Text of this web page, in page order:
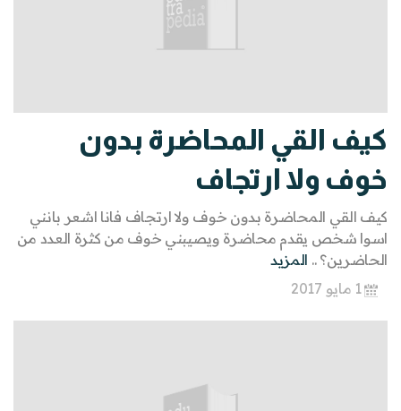
كيف القي المحاضرة بدون
خوف ولا ارتجاف
كيف القي المحاضرة بدون خوف ولا ارتجاف فانا اشعر بانني
اسوا شخص يقدم محاضرة ويصيبني خوف من كثرة العدد من
الحاضرين؟ .. المزيد
1 مايو 2017